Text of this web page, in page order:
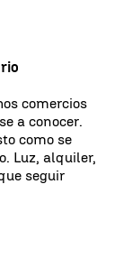
comercios
a conocer.
como se
Luz, alquiler,
seguir